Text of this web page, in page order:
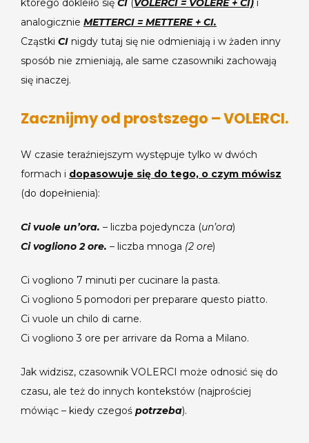
którego dokleiło się CI (VOLERCI = VOLERE + CI) i
analogicznie METTERCI = METTERE + CI.
Cząstki CI nigdy tutaj się nie odmieniają i w żaden inny
sposób nie zmieniają, ale same czasowniki zachowają
się inaczej.
Zacznijmy od prostszego – VOLERCI.
W czasie teraźniejszym występuje tylko w dwóch
formach i dopasowuje się do tego, o czym mówisz
(do dopełnienia):
Ci vuole un’ora. – liczba pojedyncza (un’ora)
Ci vogliono 2 ore. – liczba mnoga (2 ore)
Ci vogliono 7 minuti per cucinare la pasta.
Ci vogliono 5 pomodori per preparare questo piatto.
Ci vuole un chilo di carne.
Ci vogliono 3 ore per arrivare da Roma a Milano.
Jak widzisz, czasownik VOLERCI może odnosić się do
czasu, ale też do innych kontekstów (najprościej
mówiąc – kiedy czegoś potrzeba).